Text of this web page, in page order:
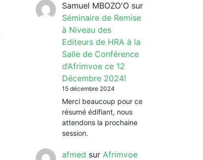
Samuel MBOZO'O sur
Séminaire de Remise
à Niveau des
Editeurs de HRA à la
Salle de Conférence
d’Afrimvoe ce 12
Décembre 2024!
15 décembre 2024
Merci beaucoup pour ce
résumé édifiant, nous
attendons la prochaine
session.
afmed sur Afrimvoe